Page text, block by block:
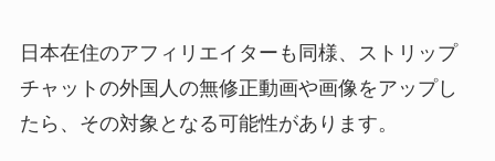
日本在住のアフィリエイターも同様、ストリップ
チャットの外国人の無修正動画や画像をアップし
たら、その対象となる可能性があります。